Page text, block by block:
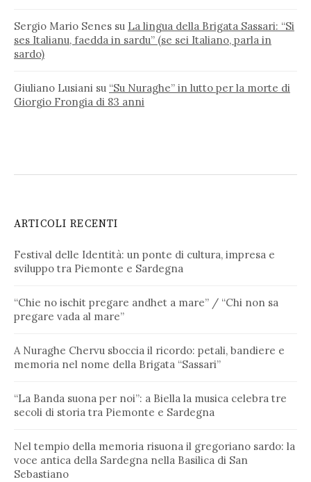
Sergio Mario Senes su La lingua della Brigata Sassari: “Si
ses Italianu, faedda in sardu” (se sei Italiano, parla in
sardo)
Giuliano Lusiani su “Su Nuraghe” in lutto per la morte di
Giorgio Frongia di 83 anni
ARTICOLI RECENTI
Festival delle Identità: un ponte di cultura, impresa e
sviluppo tra Piemonte e Sardegna
“Chie no ischit pregare andhet a mare” / “Chi non sa
pregare vada al mare”
A Nuraghe Chervu sboccia il ricordo: petali, bandiere e
memoria nel nome della Brigata “Sassari”
“La Banda suona per noi”: a Biella la musica celebra tre
secoli di storia tra Piemonte e Sardegna
Nel tempio della memoria risuona il gregoriano sardo: la
voce antica della Sardegna nella Basilica di San
Sebastiano